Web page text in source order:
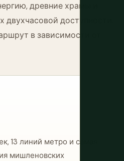
древние храмы и
двухчасовой доступности.
в зависимости от
13 линий метро и самая
мишленовских